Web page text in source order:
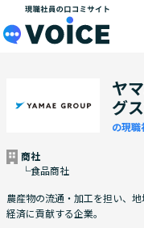
メインコンテンツに
ヤ
グ
の現
商社
└食品商社
農産物の流通・加工を担い、
経済に貢献する企業。